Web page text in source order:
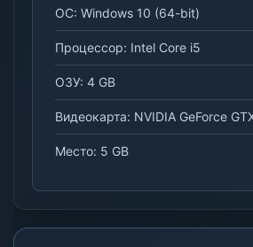
ОС: Windows 10 (64-bit)
Процессор: Intel Core i5
ОЗУ: 4 GB
Видеокарта: NVIDIA GeForce
Место: 5 GB